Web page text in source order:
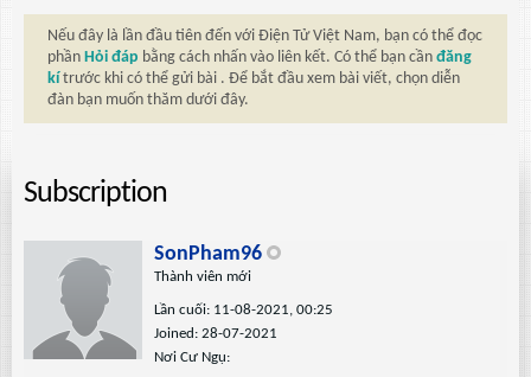
Nếu đây là lần đầu tiên đến với Điện Tử Việt Nam, bạn có thể đọc
phần Hỏi đáp bằng cách nhấn vào liên kết. Có thể bạn cần đăng
kí trước khi có thể gửi bài . Để bắt đầu xem bài viết, chọn diễn
đàn bạn muốn thăm dưới đây.
Subscription
SonPham96
Thành viên mới
Lần cuối: 11-08-2021, 00:25
Joined: 28-07-2021
Nơi Cư Ngụ: